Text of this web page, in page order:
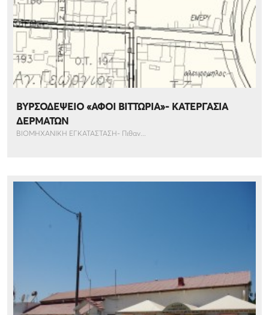
ΒΥΡΣΟΔΕΨΕΙΟ «ΑΦΟΙ ΒΙΤΤΩΡΙΑ»- ΚΑΤΕΡΓΑΣΙΑ
ΔΕΡΜΑΤΩΝ
ΒΙΟΜΗΧΑΝΙΚΗ ΕΓΚΑΤΑΣΤΑΣΗ- Πιθαν...